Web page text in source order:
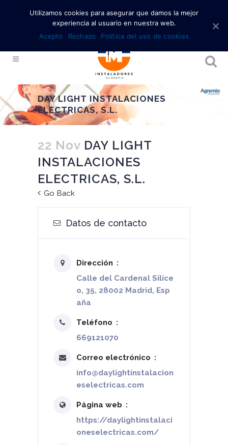
DAY LIGHT INSTALACIONES
ELECTRICAS, S.L.
22 Nov DAY LIGHT
INSTALACIONES
ELECTRICAS, S.L.
Go Back
Datos de contacto
Dirección
Calle del Cardenal Silíce
o, 35, 28002 Madrid, Esp
aña
Teléfono
669121070
Correo electrónico
info@daylightinstalacion
eselectricas.com
Página web
https://daylightinstalaci
oneselectricas.com/
Utilizamos cookies para asegurar que damos la mejor
experiencia al usuario en nuestra web.
Acepto
Rechazo Política del uso de cookies